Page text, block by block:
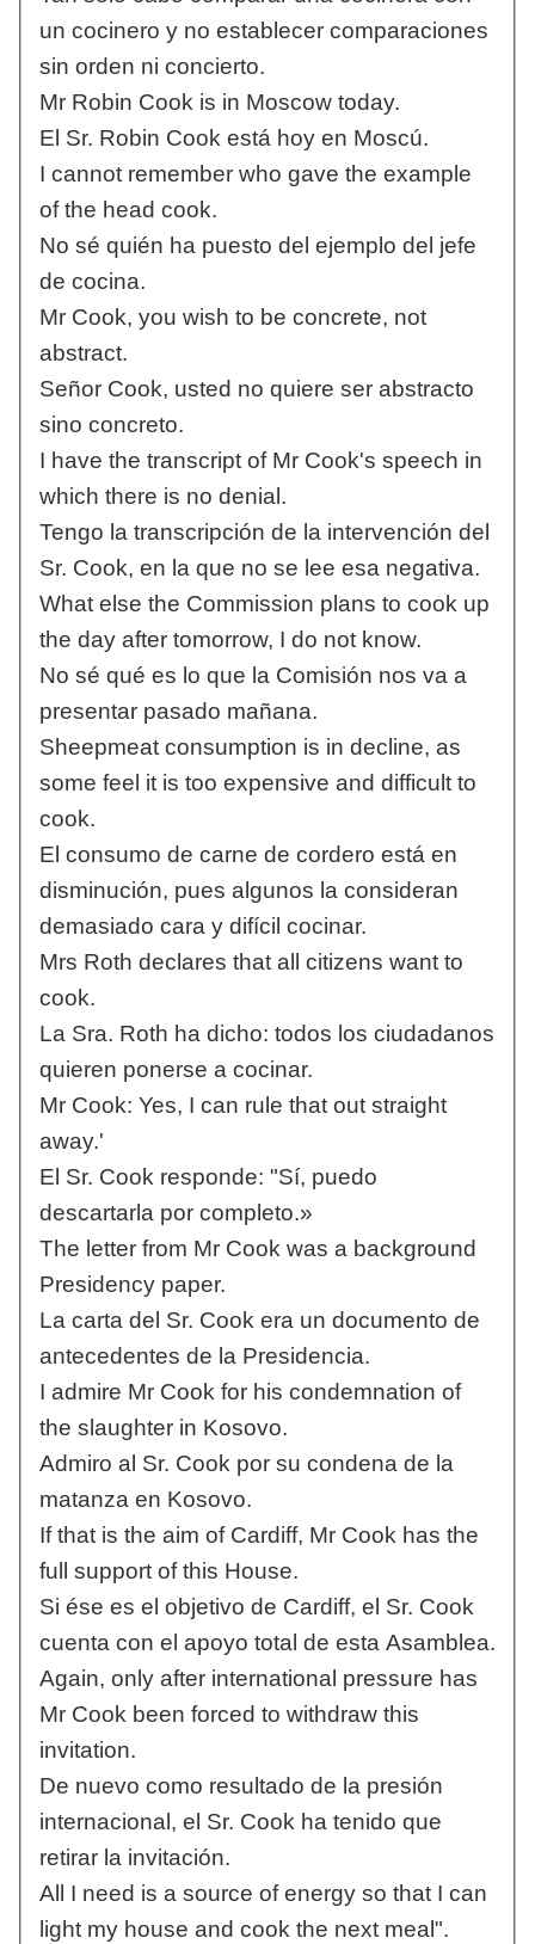
un cocinero y no establecer comparaciones
sin orden ni concierto.
Mr Robin Cook is in Moscow today.
El Sr. Robin Cook está hoy en Moscú.
I cannot remember who gave the example
of the head cook.
No sé quién ha puesto del ejemplo del jefe
de cocina.
Mr Cook, you wish to be concrete, not
abstract.
Señor Cook, usted no quiere ser abstracto
sino concreto.
I have the transcript of Mr Cook's speech in
which there is no denial.
Tengo la transcripción de la intervención del
Sr. Cook, en la que no se lee esa negativa.
What else the Commission plans to cook up
the day after tomorrow, I do not know.
No sé qué es lo que la Comisión nos va a
presentar pasado mañana.
Sheepmeat consumption is in decline, as
some feel it is too expensive and difficult to
cook.
El consumo de carne de cordero está en
disminución, pues algunos la consideran
demasiado cara y difícil cocinar.
Mrs Roth declares that all citizens want to
cook.
La Sra. Roth ha dicho: todos los ciudadanos
quieren ponerse a cocinar.
Mr Cook: Yes, I can rule that out straight
away.'
El Sr. Cook responde: "Sí, puedo
descartarla por completo.»
The letter from Mr Cook was a background
Presidency paper.
La carta del Sr. Cook era un documento de
antecedentes de la Presidencia.
I admire Mr Cook for his condemnation of
the slaughter in Kosovo.
Admiro al Sr. Cook por su condena de la
matanza en Kosovo.
If that is the aim of Cardiff, Mr Cook has the
full support of this House.
Si ése es el objetivo de Cardiff, el Sr. Cook
cuenta con el apoyo total de esta Asamblea.
Again, only after international pressure has
Mr Cook been forced to withdraw this
invitation.
De nuevo como resultado de la presión
internacional, el Sr. Cook ha tenido que
retirar la invitación.
All I need is a source of energy so that I can
light my house and cook the next meal".